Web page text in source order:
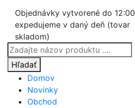
Objednávky vytvorené do 12:00
expedujeme v daný deň (tovar
skladom)
Products
search
Hľadať
Domov
Novinky
Obchod